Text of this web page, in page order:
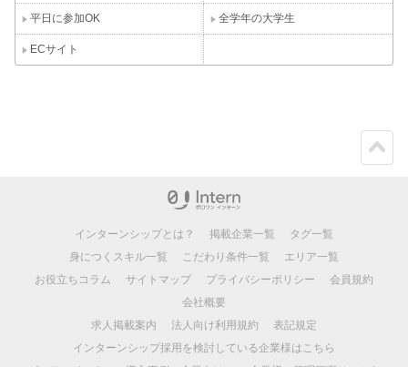
平日に参加OK 全学年の大学生
ECサイト
インターンシップとは？ 掲載企業一覧
タグ一覧
身につくスキル一覧
こだわり条件一覧
エリア一覧
お役立ちコラム
サイトマップ プライバシーポリシー
会員規約
会社概要
求人掲載案内
法人向け利用規約
表記規定
インターンシップ採用を検討している企業様はこちら